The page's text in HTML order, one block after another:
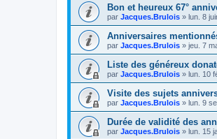
Bon et heureux 67°
par Jacques.Brulois » lun. 8
Anniversaires
par Jacques.Brulois » jeu. 7
Liste des généreux
par Jacques.Brulois » lun. 10
Visite des sujets
par Jacques.Brulois » lun. 9
Durée de validité des
par Jacques.Brulois » lun. 15